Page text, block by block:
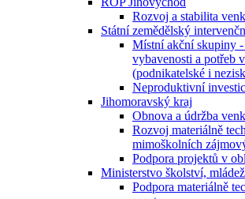
Rozvoj a stabilita
Státní zemědělský
Místní akční skupiny
vybavenosti a potřeb
(podnikatelské i
Neproduktivní
Jihomoravský kraj
Obnova a údržba
Rozvoj materiálně
mimoškolních
Podpora projektů v
Ministerstvo školství,
Podpora materiálně